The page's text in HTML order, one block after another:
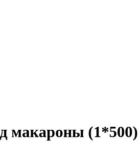
макароны (1*500)